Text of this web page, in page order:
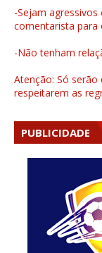
-Sejam
comentarista para
-Não tenham
Atenção: Só
respeitarem as
PUBLICIDADE